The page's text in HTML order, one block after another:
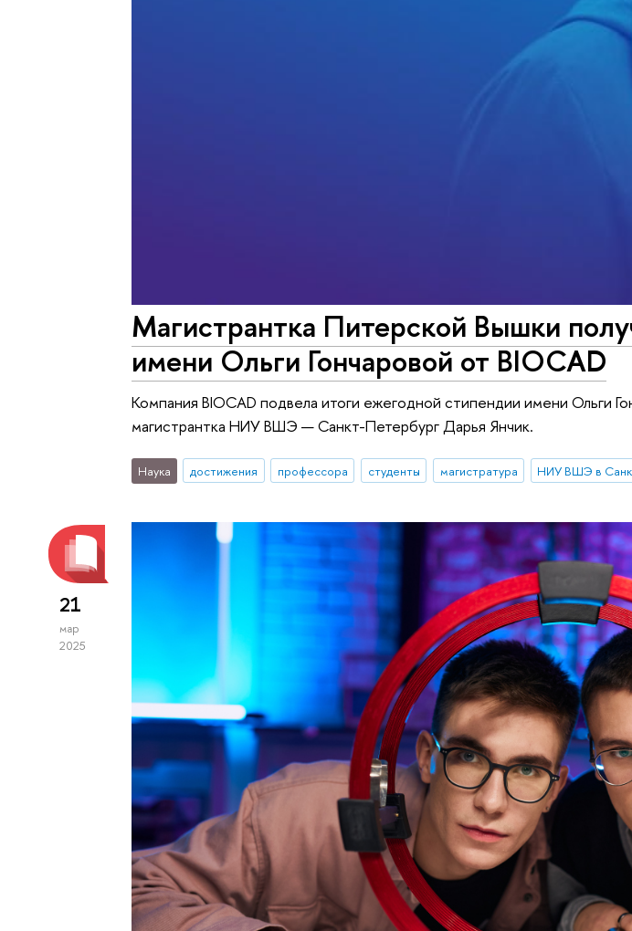
Магистрантка Питерской Вышки
имени Ольги Гончаровой от BIOCAD
Компания BIOCAD подвела итоги ежегодной стипендии имени Ольги
магистрантка НИУ ВШЭ — Санкт-Петербург Дарья Янчик.
Наука достижения профессора студенты магистратура НИУ ВШЭ в
21
мар
2025